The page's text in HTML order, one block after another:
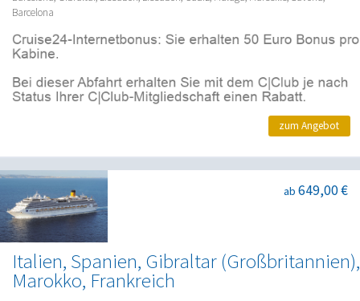
Barcelona
zum Angebot
Italien, Spanien, Gibraltar (Großbritannien),
Marokko, Frankreich
ab 649,00 €